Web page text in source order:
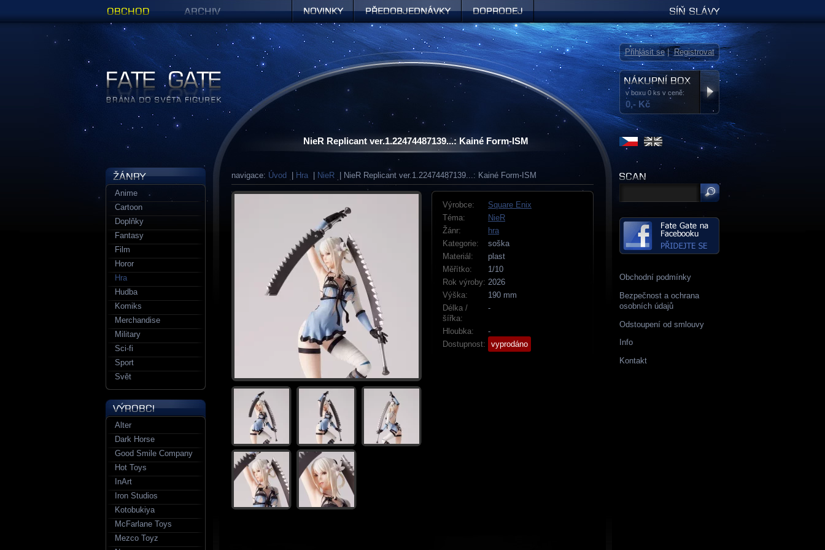
NieR Replicant ver.1.22474487139...: Kainé Form-ISM
navigace: Úvod Hra NieR | NieR Replicant ver.1.22474487139...: Kainé Form-ISM
Výrobce:
Square Enix
Téma:
NieR
Žánr:
hra
Kategorie:
soška
Materiál:
plast
Měřítko:
1/10
Rok výroby: 2026
Výška:
190 mm
Délka /
šířka:
-
Hloubka:
-
Dostupnost:
vyprodáno
Obchodní podmínky
Bezpečnost a ochrana
osobních údajů
Odstoupení od smlouvy
Info
Kontakt
Anime
Cartoon
Doplňky
Fantasy
Film
Horor
Hra
Hudba
Komiks
Merchandise
Military
Sci-fi
Sport
Svět
Alter
Dark Horse
Good Smile Company
Hot Toys
InArt
Iron Studios
Kotobukiya
McFarlane Toys
Mezco Toyz
Figurky a sošky | Fate Gate
v boxu 0 ks v ceně:
0,- Kč
Přihlásit se|Registrovat
Předobjednávky Síň slávy